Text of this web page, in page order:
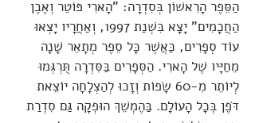
הַסֵּפֶר הָרִאשׁוֹן בְּסִדְרָה: "הָארִי פּוֹטֵר וְאֶבֶן
הַחֲכָמִים" יָצָא בִּשְׁנַת 1997, וְאַחֲרָיו יָצְאוּ
עוֹד סְפָרִים, כַּאֲשֶׁר כָּל סֵפֶר מְתָאֵר שָׁנָה
מֵחַיָּיו שֶׁל הָארִי. הַסְּפָרִים בַּסִּדְרָה תֻּרְגְּמוּ
לְיוֹתֵר מִ-60 שָׂפוֹת וְזָכוּ לְהַצְלָחָה יוֹצֵאת
דֹּפֶן בְּכָל הָעוֹלָם. בַּהֶמְשֵׁךְ הוּפְקָה גַּם סִדְרַת